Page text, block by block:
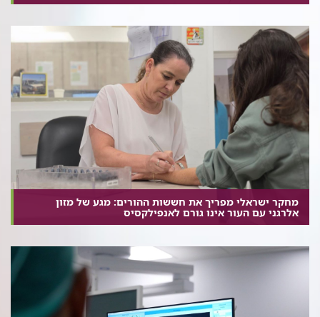
מחקר ישראלי מפריך את חששות ההורים: מגע של מזון
אלרגני עם העור אינו גורם לאנפילקסיס